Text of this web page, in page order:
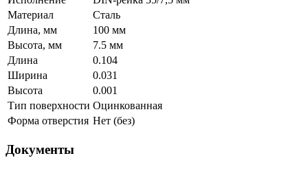
Материал
Сталь
Длина, мм
100 мм
Высота, мм
7.5 мм
Длина
0.104
Ширина
0.031
Высота
0.001
Тип поверхности Оцинкованная
Форма отверстия Нет (без)
Документы